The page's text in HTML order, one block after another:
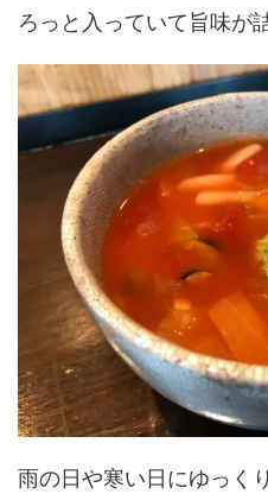
ろっと入っていて旨味が
雨の日や寒い日にゆっく